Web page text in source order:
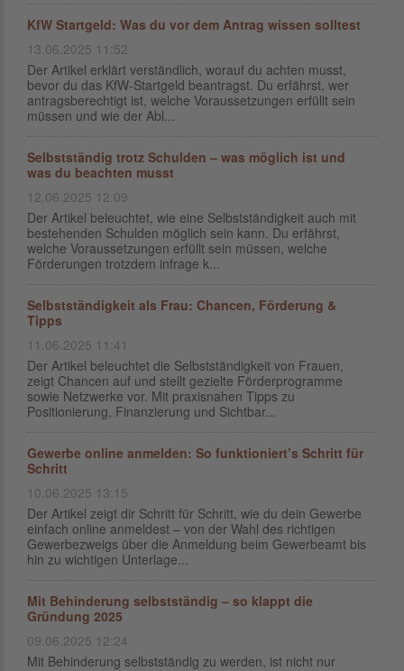
KfW Startgeld: Was du vor dem Antrag wissen solltest
13.06.2025 11:52
Der Artikel erklärt verständlich, worauf du achten musst,
bevor du das KfW-Startgeld beantragst. Du erfährst, wer
antragsberechtigt ist, welche Voraussetzungen erfüllt sein
müssen und wie der Abl...
Selbstständig trotz Schulden – was möglich ist und
was du beachten musst
12.06.2025 12:09
Der Artikel beleuchtet, wie eine Selbstständigkeit auch mit
bestehenden Schulden möglich sein kann. Du erfährst,
welche Voraussetzungen erfüllt sein müssen, welche
Förderungen trotzdem infrage k...
Selbstständigkeit als Frau: Chancen, Förderung &
Tipps
11.06.2025 11:41
Der Artikel beleuchtet die Selbstständigkeit von Frauen,
zeigt Chancen auf und stellt gezielte Förderprogramme
sowie Netzwerke vor. Mit praxisnahen Tipps zu
Positionierung, Finanzierung und Sichtbar...
Gewerbe online anmelden: So funktioniert’s Schritt für
Schritt
10.06.2025 13:15
Der Artikel zeigt dir Schritt für Schritt, wie du dein Gewerbe
einfach online anmeldest – von der Wahl des richtigen
Gewerbezweigs über die Anmeldung beim Gewerbeamt bis
hin zu wichtigen Unterlage...
Mit Behinderung selbstständig – so klappt die
Gründung 2025
09.06.2025 12:24
Mit Behinderung selbstständig zu werden, ist nicht nur